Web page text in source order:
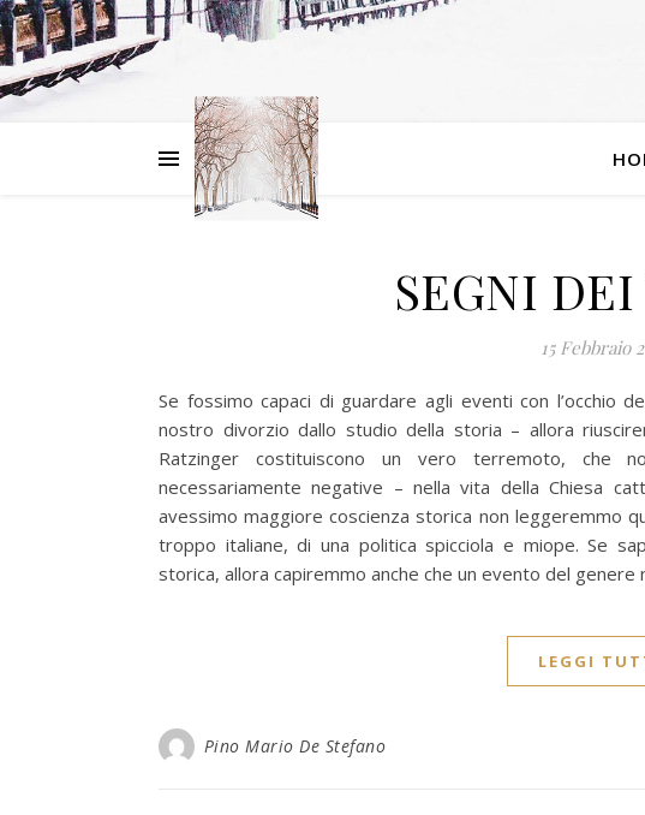
SEGNI
15 Febbraio
Se fossimo capaci di guardare agli eventi con l’occhio
nostro divorzio dallo studio della storia – allora
Ratzinger costituiscono un vero terremoto, che
necessariamente negative – nella vita della Chiesa
avessimo maggiore coscienza storica non leggeremmo
troppo italiane, di una politica spicciola e miope. Se
storica, allora capiremmo anche che un evento del
LEGGI
Pino Mario De Stefano